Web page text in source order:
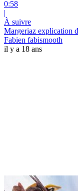
0:58
|
À suivre
Margeriaz explication
Fabien fabismooth
il y a 18 ans